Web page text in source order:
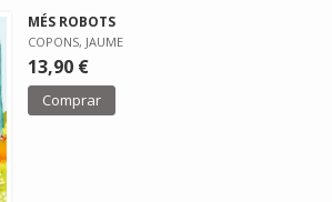
MÉS ROBOTS
COPONS, JAUME
13,90 €
Comprar